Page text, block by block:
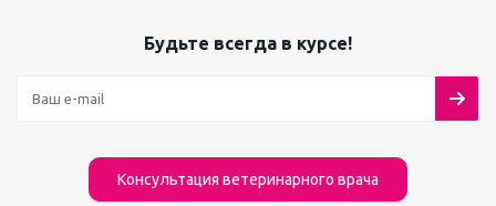
Будьте всегда в курсе!
Консультация ветеринарного врача